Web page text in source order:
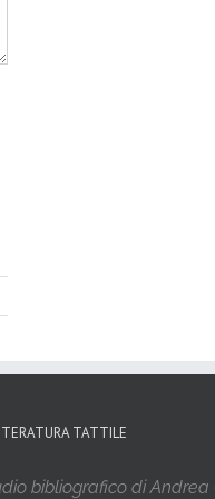
TATTILE
bibliografico di Andrea